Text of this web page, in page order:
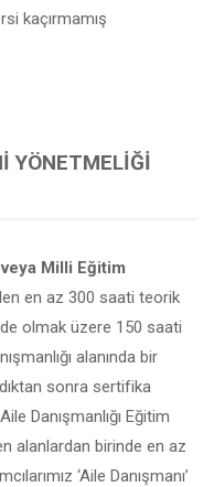
kaçırmamış
YÖNETMELIĞI
Milli Eğitim
en az 300 saati teorik
olmak üzere 150 saati
alanında bir
sonra sertifika
Danışmanlığı Eğitim
alanlardan birinde en az
‘Aile Danışmanı’